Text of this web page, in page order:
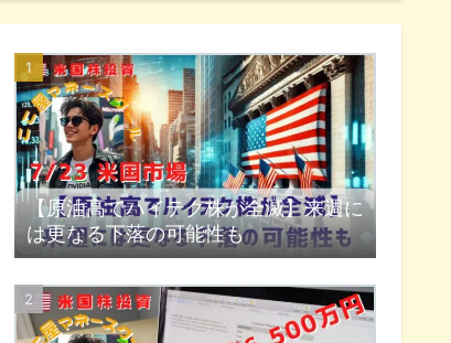
【原油高でハイテク株が全滅】来週に
は更なる下落の可能性も